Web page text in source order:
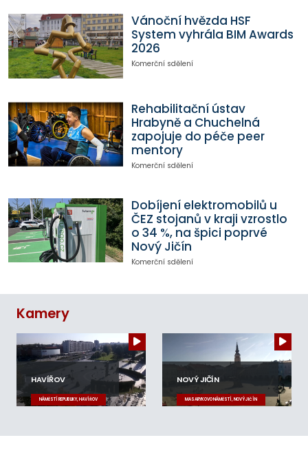
Vánoční hvězda HSF
System vyhrála BIM Awards
2026
Komerční sdělení
Rehabilitační ústav
Hrabyně a Chuchelná
zapojuje do péče peer
mentory
Komerční sdělení
Dobíjení elektromobilů u
ČEZ stojanů v kraji vzrostlo
o 34 %, na špici poprvé
Nový Jičín
Komerční sdělení
Kamery
HAVÍŘOV
NÁMĚSTÍ REPUBLIKY, HAVÍŘOV
NOVÝ JIČÍN
MASARYKOVO NÁMĚSTÍ, NOVÝ JIČÍN